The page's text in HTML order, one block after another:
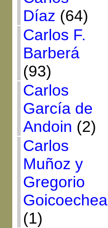
Díaz (64)
Carlos F.
Barberá
(93)
Carlos
García de
Andoin (2)
Carlos
Muñoz y
Gregorio
Goicoechea
(1)